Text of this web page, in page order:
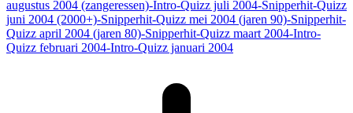
augustus 2004 (zangeressen)-Intro-Quizz juli 2004-Snipperhit-Quizz
juni 2004 (2000+)-Snipperhit-Quizz mei 2004 (jaren 90)-Snipperhit-
Quizz april 2004 (jaren 80)-Snipperhit-Quizz maart 2004-Intro-
Quizz februari 2004-Intro-Quizz januari 2004